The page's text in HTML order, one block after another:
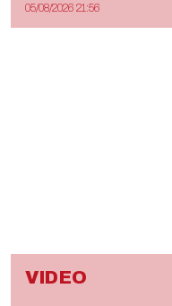
05/08/2026 21:56
VIDEO